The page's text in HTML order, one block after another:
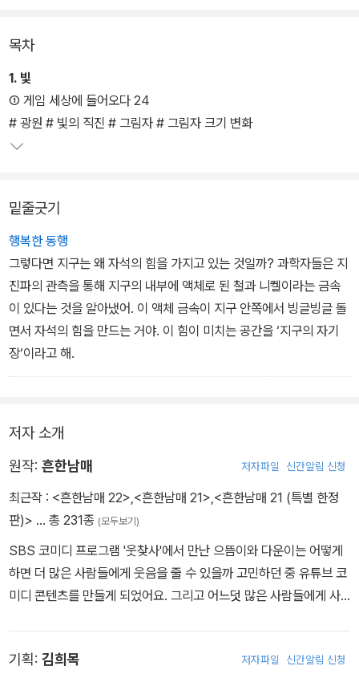
놀이공원 탐험에 이어 이번엔 가상 현실 게임을 즐기며 물리 법칙을
알아본다. 친절한 게임방 누나의 안내로 가상 현실 게임 속으로 들어
간 남매와 이글루. 괴롭히는 간식단도 없겠다, 이번엔 정말 편안하게
게임을 즐길 수 있을 거라 생각했지만…. ‘빛이 사라진 마을에 무지개
를 비춰라’, ‘얼음 여왕의 마음을 녹여라’ 등 생각지도 못한 어려운 퀘
게다가 누군가 게임을 조종하고 있는지 게임 종료는 되지 않고 무서
운 파괴력을 가진 전자석 괴물까지 맞닥뜨린다. 또 한 번 큰 위기를 맞
이한 흔한남매. 남매는 과연 이들의 방해를 물리치고 가상 게임 속에
서 현실로 되돌아올 수 있을까?!
목차
1. 빛
① 게임 세상에 들어오다 24
# 광원 # 빛의 직진 # 그림자 # 그림자 크기 변화
밑줄긋기
행복한 동행
그렇다면 지구는 왜 자석의 힘을 가지고 있는 것일까? 과학자들은 지
진파의 관측을 통해 지구의 내부에 액체로 된 철과 니켈이라는 금속
이 있다는 것을 알아냈어. 이 액체 금속이 지구 안쪽에서 빙글빙글 돌
면서 자석의 힘을 만드는 거야. 이 힘이 미치는 공간을 ‘지구의 자기
장‘이라고 해.
저자 소개
원작: 흔한남매 저자파일 신간알림 신청
최근작 : <흔한남매 22>,<흔한남매 21>,<흔한남매 21 (특별 한정
판)> … 총 231종 (모두보기)
SBS 코미디 프로그램 '웃찾사'에서 만난 으뜸이와 다운이는 어떻게
하면 더 많은 사람들에게 웃음을 줄 수 있을까 고민하던 중 유튜브 코
미디 콘텐츠를 만들게 되었어요. 그리고 어느덧 많은 사람들에게 사
기획: 김희목 저자파일 신간알림 신청